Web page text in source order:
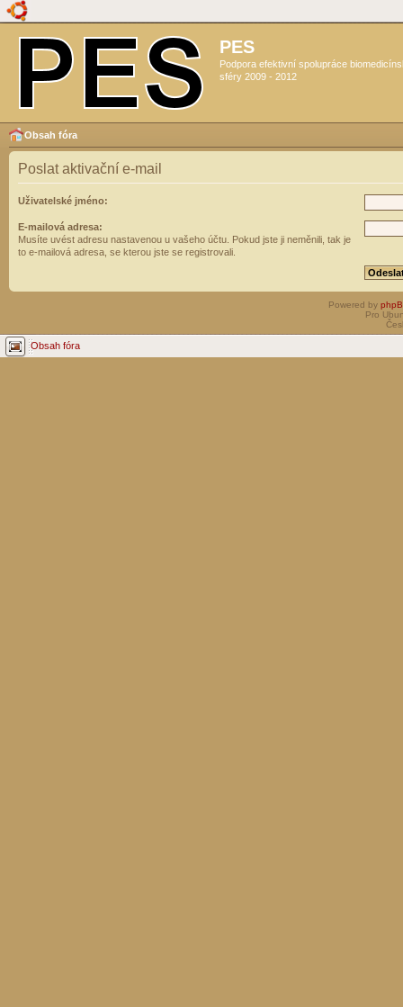
PES
Podpora efektivní spolupráce
sféry 2009 - 2012
Obsah fóra
Poslat aktivační e-mail
Uživatelské jméno:
E-mailová adresa:
Musíte uvést adresu nastavenou u vašeho účtu. Pokud jste ji neměnili, tak je
to e-mailová adresa, se kterou jste se registrovali.
Powered by
Pro
Obsah fóra